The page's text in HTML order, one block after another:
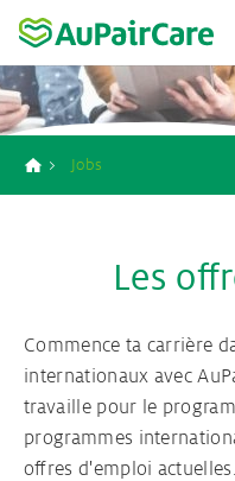
Home
< retour
Au Pair aux Etats-Unis
<
retour
<
retour
<
retour
< retour
Responsabilités d’un Au
Famille d’Accueil &
Ton agence Au pair
< retour
Contact
Travailler
Rejoins notre
Jobs
Les
Commence ta carrière
internationaux avec
travaille pour le
programmes
offres d'emploi actuelles.